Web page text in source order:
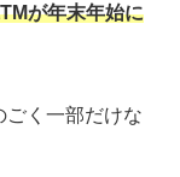
が年末年始に
ごく一部だけな